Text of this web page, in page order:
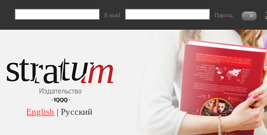
E-mail Пароль
English | Русский